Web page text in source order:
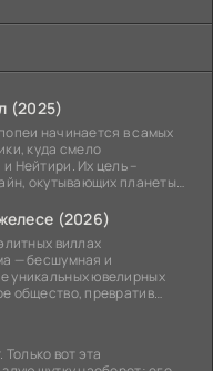
(2025)
начинается в самых
куда смело
Нейтири. Их цель –
окутывающих планеты
(2026)
виллах
— бесшумная и
уникальных ювелирных
общество, превратив
вот эта